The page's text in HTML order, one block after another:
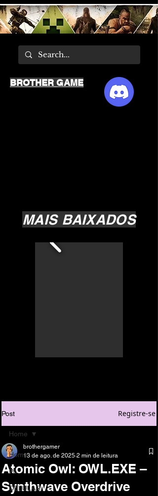
MAIS BAIXADOS
BROTHER GAME
Post Registre-se
Home
Pc
CELULAR
Home
Atomic Owl: OWL.EXE –
Synthwave Overdrive
brothergamer
13 de ago. de 2025 2 min de leitura